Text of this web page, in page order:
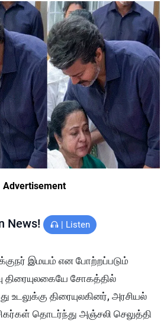
Advertisement
News! | Listen
இமயம் என போற்றப்படும்
திரையுலகையே சோகத்தில்
உடலுக்கு திரையுலகினர், அரசியல்
தொடர்ந்து அஞ்சலி செலுத்தி